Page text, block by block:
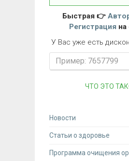
Быстрая 👉
Регистрацияна
У Вас уже есть
ЧТО ЭТО
Новости
Статьи о здоровье
Программа очищения